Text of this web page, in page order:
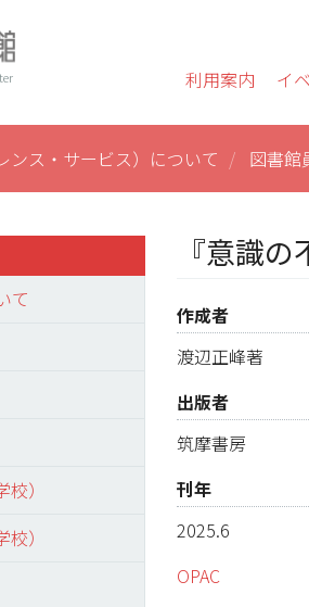
ー
navigation利用案内 イ
ンス・サービス）について 図書館
て
）
）
『意識の
作成者
渡辺正峰著
出版者
筑摩書房
刊年
2025.6
OPAC